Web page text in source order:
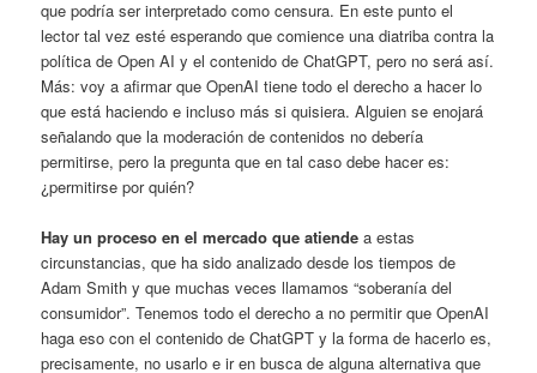
que podría ser interpretado como censura. En este punto el
lector tal vez esté esperando que comience una diatriba contra la
política de Open AI y el contenido de ChatGPT, pero no será así.
Más: voy a afirmar que OpenAI tiene todo el derecho a hacer lo
que está haciendo e incluso más si quisiera. Alguien se enojará
señalando que la moderación de contenidos no debería
permitirse, pero la pregunta que en tal caso debe hacer es:
¿permitirse por quién?
Hay un proceso en el mercado que atiende a estas
circunstancias, que ha sido analizado desde los tiempos de
Adam Smith y que muchas veces llamamos “soberanía del
consumidor”. Tenemos todo el derecho a no permitir que OpenAI
haga eso con el contenido de ChatGPT y la forma de hacerlo es,
precisamente, no usarlo e ir en busca de alguna alternativa que